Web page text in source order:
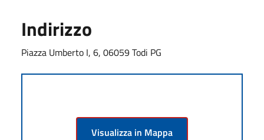
Indirizzo
Piazza Umberto I, 6, 06059 Todi PG
Visualizza in Mappa